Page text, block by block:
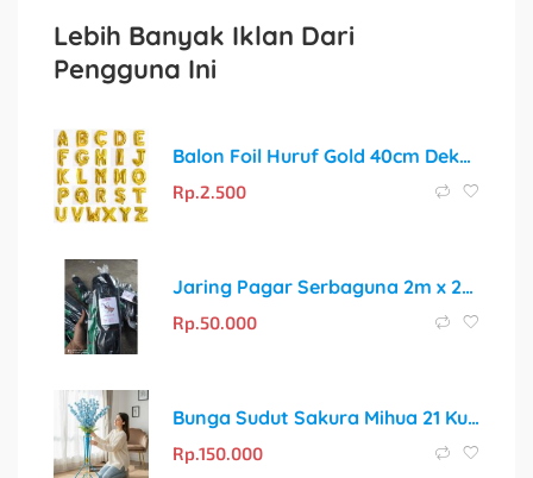
Lebih Banyak Iklan Dari
Pengguna Ini
Balon Foil Huruf Gold 40cm Dekorasi Ulang Tahun
Rp.2.500
Jaring Pagar Serbaguna 2m x 20m: Solusi Praktis untuk Kandang dan Kebun
Rp.50.000
Bunga Sudut Sakura Mihua 21 Kuntum Bunga Satuset dengan Vas Standing Besi
Rp.150.000